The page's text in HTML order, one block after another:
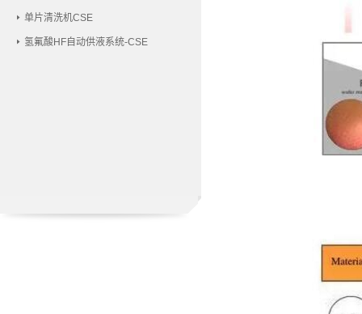
单片清洗机CSE
氢氟酸HF自动供液系统-CSE